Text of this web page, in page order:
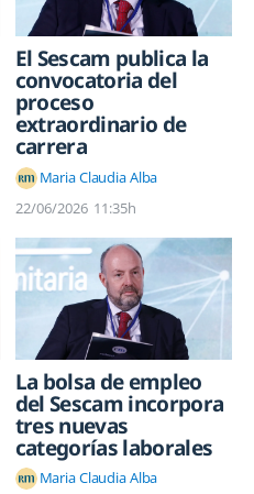
El Sescam publica la
convocatoria del
proceso
extraordinario de
carrera
Maria Claudia Alba
22/06/2026 11:35h
La bolsa de empleo
del Sescam incorpora
tres nuevas
categorías laborales
Maria Claudia Alba